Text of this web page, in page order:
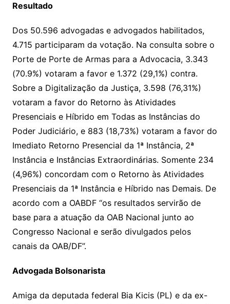
Resultado
Dos 50.596 advogadas e advogados habilitados,
4.715 participaram da votação. Na consulta sobre o
Porte de Porte de Armas para a Advocacia, 3.343
(70.9%) votaram a favor e 1.372 (29,1%) contra.
Sobre a Digitalização da Justiça, 3.598 (76,31%)
votaram a favor do Retorno às Atividades
Presenciais e Híbrido em Todas as Instâncias do
Poder Judiciário, e 883 (18,73%) votaram a favor do
Imediato Retorno Presencial da 1ª Instância, 2ª
Instância e Instâncias Extraordinárias. Somente 234
(4,96%) concordam com o Retorno às Atividades
Presenciais da 1ª Instância e Híbrido nas Demais. De
acordo com a OABDF “os resultados servirão de
base para a atuação da OAB Nacional junto ao
Congresso Nacional e serão divulgados pelos
canais da OAB/DF”.
Advogada Bolsonarista
Amiga da deputada federal Bia Kicis (PL) e da ex-